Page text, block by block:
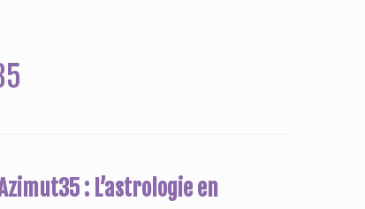
: L’astrologie en